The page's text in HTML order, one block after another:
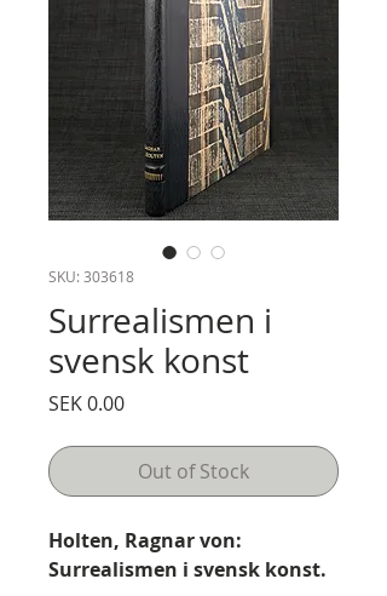
SKU: 303618
Surrealismen i
svensk konst
SEK 0.00Price
Out of Stock
Holten, Ragnar von:
Surrealismen i svensk konst.